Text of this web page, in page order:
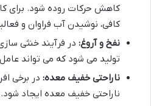
کاهش حرکات روده شود. برای
کافی، نوشیدن آب فراوان و
نفخ و آروغ: در فرآیند خنثی
تولید می شود که می تواند
ناراحتی خفیف معده: در برخی
ناراحتی خفیف معده ایجاد شود.